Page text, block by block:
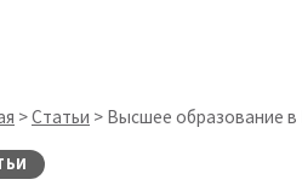
>Статьи > Высшее образование в